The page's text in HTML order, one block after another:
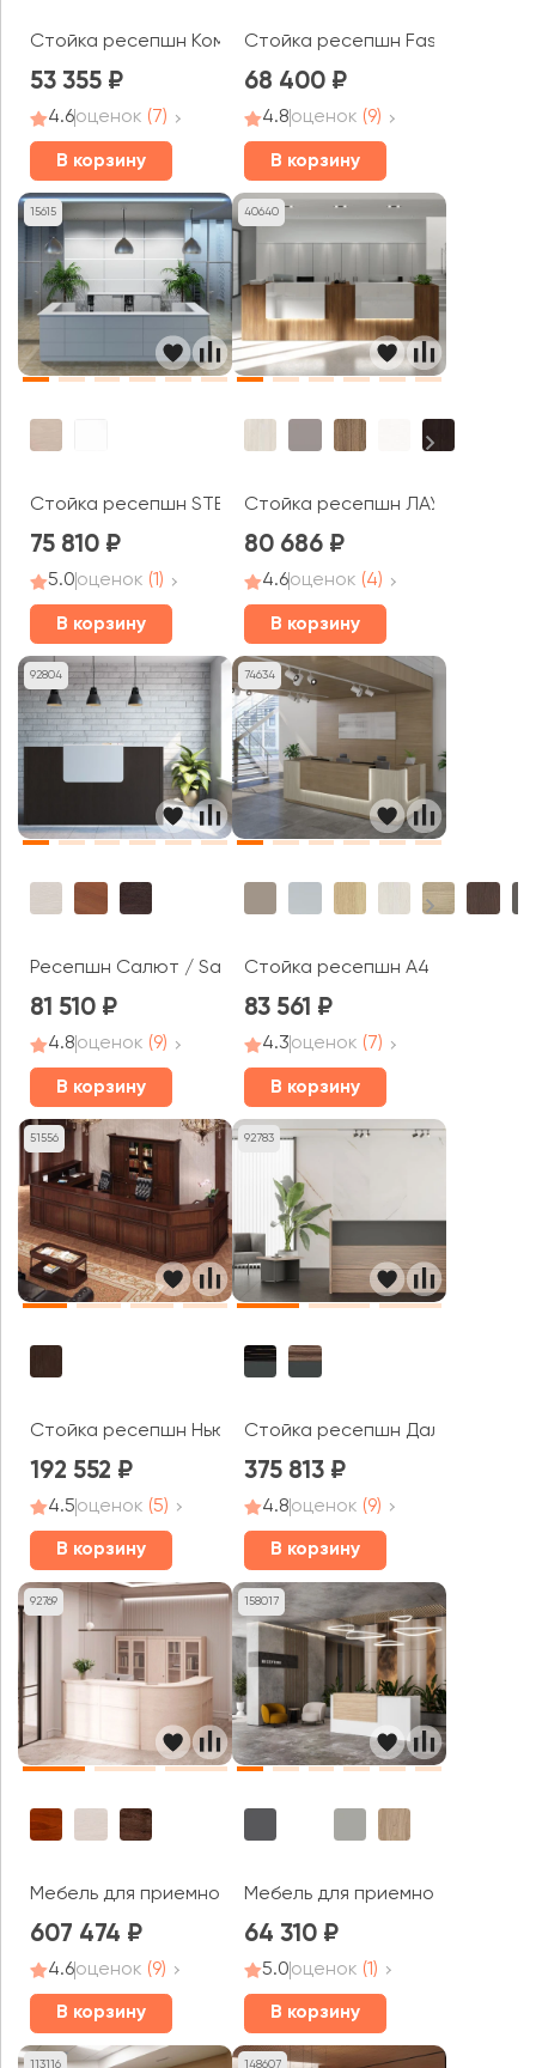
Стойка ресепшн Комфорт
53 355
4.6оценок (7)
В корзину
Стойка ресепшн Fasta
68 400
4.8оценок (9)
В корзину
15615
Стойка ресепшн STEEL
75 810
5.0оценок (1)
В корзину
40640
Стойка ресепшн ЛАУНЖ /
80 686
4.6оценок (4)
В корзину
92804
Ресепшн Салют / Salute
81 510
4.8оценок (9)
В корзину
74634
Стойка ресепшн A4
83 561
4.3оценок (7)
В корзину
51556
Стойка ресепшн Нью Интер / New Inter
192 552
4.5оценок (5)
В корзину
92783
Стойка ресепшн Дали / Dali
375 813
4.8оценок (9)
В корзину
92769
Мебель для приемной Берн / Bern
607 474
4.6оценок (9)
В корзину
158017
Мебель для приемной Квадро /
64 310
5.0оценок (1)
В корзину
113116 148607